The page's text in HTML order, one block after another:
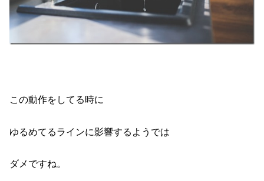
この動作をしてる時に
ゆるめてるラインに影響するようでは
ダメですね。